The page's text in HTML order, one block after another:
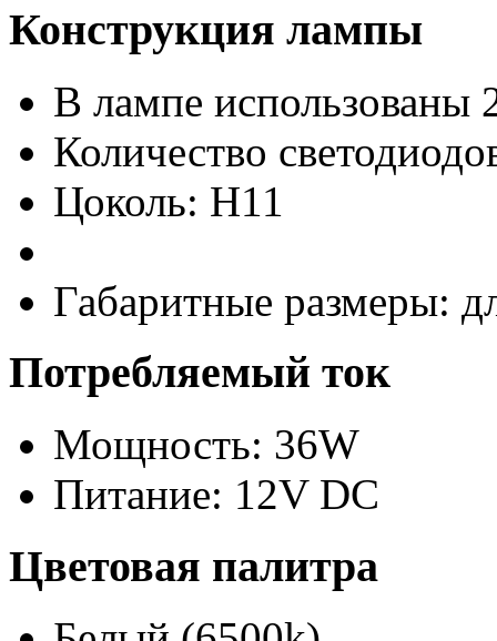
Конструкция лампы
В лампе использованы
Количество
Цоколь: H11
Габаритные размеры:
Потребляемый ток
Мощность: 36W
Питание: 12V DC
Цветовая палитра